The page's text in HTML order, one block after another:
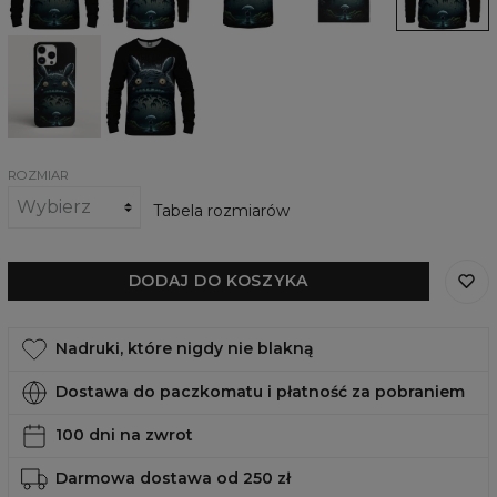
Totoro
Obudowa
telefon
Dark
Totoro,
iPhone,
Damska
bluza
Dark
Totoro
ROZMIAR
Tabela rozmiarów
DODAJ DO KOSZYKA
Nadruki, które nigdy nie blakną
Dostawa do paczkomatu i płatność za pobraniem
100 dni na zwrot
Darmowa dostawa od 250 zł